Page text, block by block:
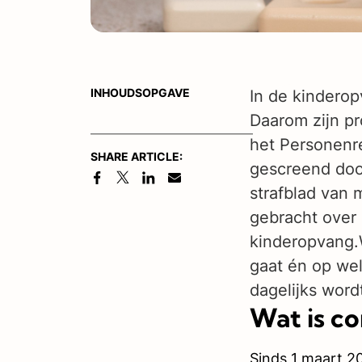
INHOUDSOPGAVE
SHARE ARTICLE:
In de
Daarom zijn
het
gescreend
strafblad van
gebracht
gaat én op
dagelijks
Wat is
Sinds 1 maart